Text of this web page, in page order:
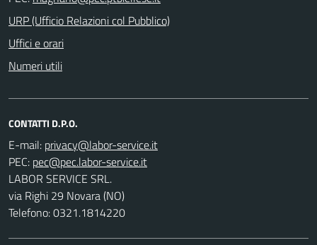
URP (Ufficio Relazioni col Pubblico)
Uffici e orari
Numeri utili
CONTATTI D.P.O.
E-mail:
PEC:
LABOR SERVICE SRL.
via Righi 29 Novara (NO)
Telefono: 0321.1814220